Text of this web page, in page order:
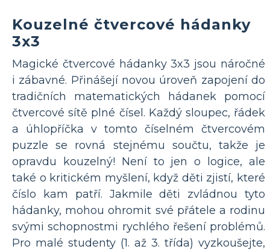
Kouzelné čtvercové hádanky
3x3
Magické čtvercové hádanky 3x3 jsou náročné
i zábavné. Přinášejí novou úroveň zapojení do
tradičních matematických hádanek pomocí
čtvercové sítě plné čísel. Každý sloupec, řádek
a úhlopříčka v tomto číselném čtvercovém
puzzle se rovná stejnému součtu, takže je
opravdu kouzelný! Není to jen o logice, ale
také o kritickém myšlení, když děti zjistí, které
číslo kam patří. Jakmile děti zvládnou tyto
hádanky, mohou ohromit své přátele a rodinu
svými schopnostmi rychlého řešení problémů.
Pro malé studenty (1. až 3. třída) vyzkoušejte,